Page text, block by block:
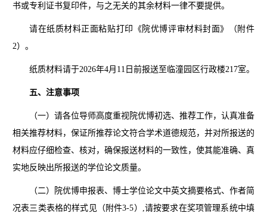
书或专利证书复印件，与之无关的其余材料一律不要提供。
请在纸质材料正面粘贴打印《院优博评审材料封面》（附件
2）。
纸质材料请于2026年4月11日前报送至临潼园区行政楼217室。
五、注意事项
（一）请各位导师高度重视院优博初选、推荐工作，认真准备
相关推荐材料，保证所推荐论文符合学术道德规范，并对所报送的
材料应仔细检查、核对，确保报送材料的一致性，使其能准确、真
实地反映出所报送的学位论文质量。
（二）院优博申报表、博士学位论文中英文摘要格式、作者简
况表三类表格的样式见（附件3-5）,请按要求在奖项管理系统中填